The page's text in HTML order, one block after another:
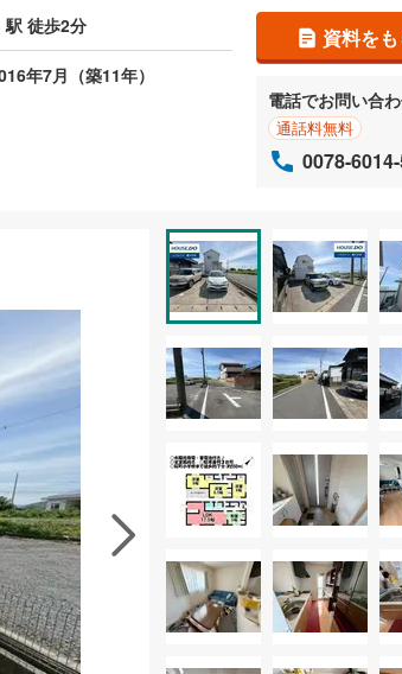
駅 徒歩2分
年7月（築11年）
資料をも
電話でお問い合
通話料無料
0078-